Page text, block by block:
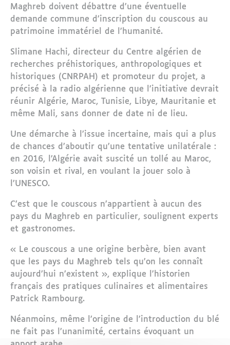
Maghreb doivent débattre d’une éventuelle
demande commune d’inscription du couscous au
patrimoine immatériel de l’humanité.
Slimane Hachi, directeur du Centre algérien de
recherches préhistoriques, anthropologiques et
historiques (CNRPAH) et promoteur du projet, a
précisé à la radio algérienne que l’initiative devrait
réunir Algérie, Maroc, Tunisie, Libye, Mauritanie et
même Mali, sans donner de date ni de lieu.
Une démarche à l’issue incertaine, mais qui a plus
de chances d’aboutir qu’une tentative unilatérale :
en 2016, l’Algérie avait suscité un tollé au Maroc,
son voisin et rival, en voulant la jouer solo à
l’UNESCO.
C’est que le couscous n’appartient à aucun des
pays du Maghreb en particulier, soulignent experts
et gastronomes.
« Le couscous a une origine berbère, bien avant
que les pays du Maghreb tels qu’on les connaît
aujourd’hui n’existent », explique l’historien
français des pratiques culinaires et alimentaires
Patrick Rambourg.
Néanmoins, même l’origine de l’introduction du blé
ne fait pas l’unanimité, certains évoquant un